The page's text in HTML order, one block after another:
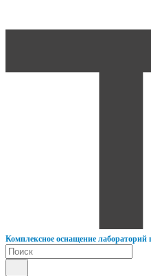
Комплексное оснащение лабораторий